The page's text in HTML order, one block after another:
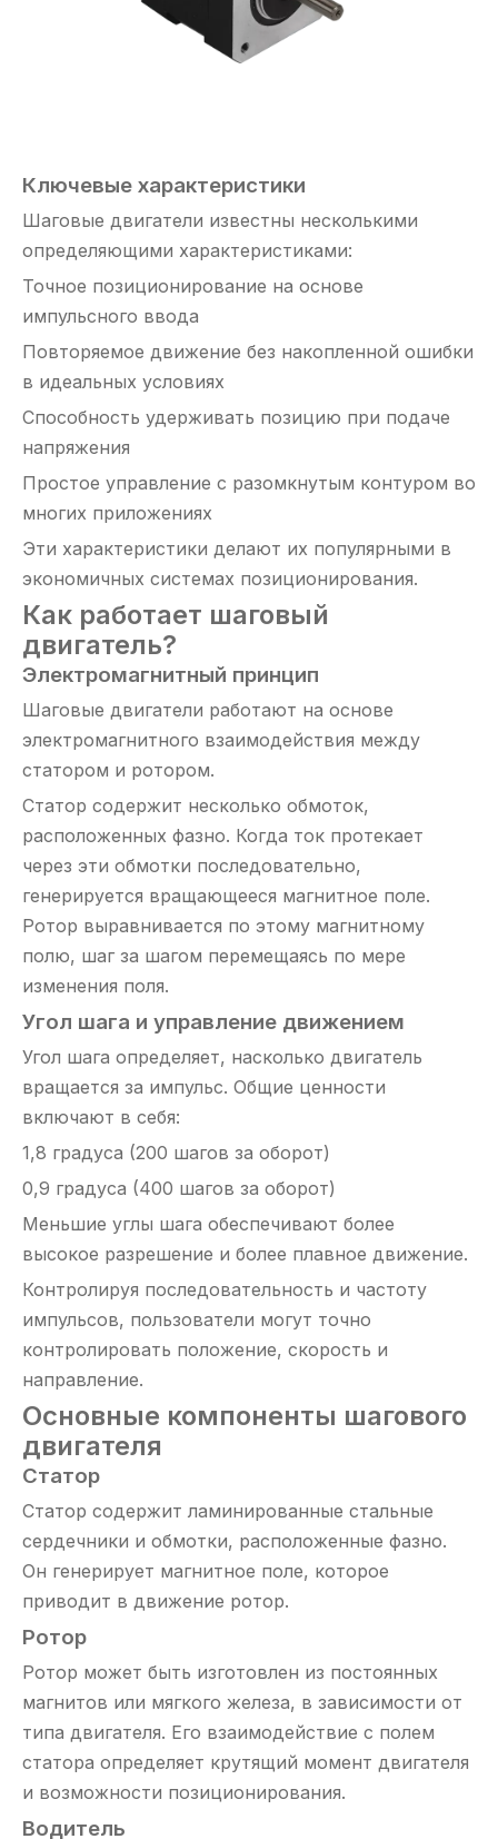
Ключевые характеристики
Шаговые двигатели известны несколькими
определяющими характеристиками:
Точное позиционирование на основе
импульсного ввода
Повторяемое движение без накопленной ошибки
в идеальных условиях
Способность удерживать позицию при подаче
напряжения
Простое управление с разомкнутым контуром во
многих приложениях
Эти характеристики делают их популярными в
экономичных системах позиционирования.
Как работает шаговый
двигатель?
Электромагнитный принцип
Шаговые двигатели работают на основе
электромагнитного взаимодействия между
статором и ротором.
Статор содержит несколько обмоток,
расположенных фазно. Когда ток протекает
через эти обмотки последовательно,
генерируется вращающееся магнитное поле.
Ротор выравнивается по этому магнитному
полю, шаг за шагом перемещаясь по мере
изменения поля.
Угол шага и управление движением
Угол шага определяет, насколько двигатель
вращается за импульс. Общие ценности
включают в себя:
1,8 градуса (200 шагов за оборот)
0,9 градуса (400 шагов за оборот)
Меньшие углы шага обеспечивают более
высокое разрешение и более плавное движение.
Контролируя последовательность и частоту
импульсов, пользователи могут точно
контролировать положение, скорость и
направление.
Основные компоненты шагового
двигателя
Статор
Статор содержит ламинированные стальные
сердечники и обмотки, расположенные фазно.
Он генерирует магнитное поле, которое
приводит в движение ротор.
Ротор
Ротор может быть изготовлен из постоянных
магнитов или мягкого железа, в зависимости от
типа двигателя. Его взаимодействие с полем
статора определяет крутящий момент двигателя
и возможности позиционирования.
Водитель